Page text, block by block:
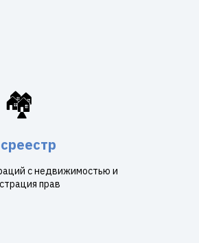
🏘️
с недвижимостью и
прав